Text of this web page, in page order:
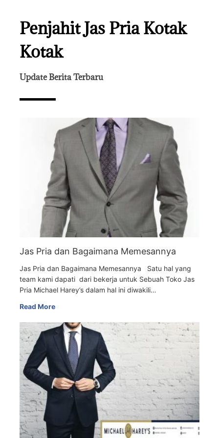
Penjahit Jas Pria Kotak
Kotak
Update Berita Terbaru
Jas Pria dan Bagaimana Memesannya
Jas Pria dan Bagaimana Memesannya Satu hal yang
team kami dapati dari bekerja untuk Sebuah Toko Jas
Pria Michael Harey’s dalam hal ini diwakili…
Read More